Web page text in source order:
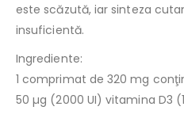
este scăzută, iar sinteza
insuficientă.
Ingrediente:
1 comprimat de 320 mg
50 µg (2000 UI) vitamina D3